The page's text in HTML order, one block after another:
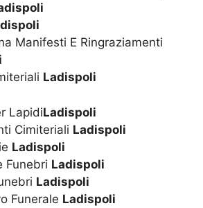
Manifesti E Ringraziamenti
Ladispoli
LapidiLadispoli
Cimiteriali Ladispoli
Ladispoli
Funebri Ladispoli
Ladispoli
Funerale Ladispoli